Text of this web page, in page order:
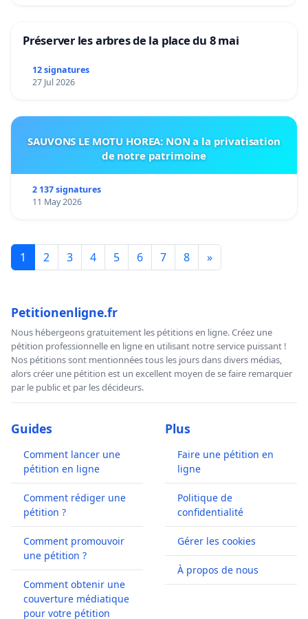
Préserver les arbres de la place du 8 mai
12 signatures
27 Jul 2026
SAUVONS LE MOTU HOREA: NON a la privatisation
de notre patrimoine
2 137 signatures
11 May 2026
1 2 3 4 5 6 7 8 »
Petitionenligne.fr
Nous hébergeons gratuitement les pétitions en ligne. Créez une
pétition professionnelle en ligne en utilisant notre service puissant !
Nos pétitions sont mentionnées tous les jours dans divers médias,
alors créer une pétition est un excellent moyen de se faire remarquer
par le public et par les décideurs.
Guides
Comment lancer une
pétition en ligne
Comment rédiger une
pétition ?
Comment promouvoir
une pétition ?
Comment obtenir une
couverture médiatique
pour votre pétition
Plus
Faire une pétition en
ligne
Politique de
confidentialité
Gérer les cookies
À propos de nous